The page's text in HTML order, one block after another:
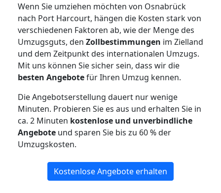
Wenn Sie umziehen möchten von Osnabrück
nach Port Harcourt, hängen die Kosten stark von
verschiedenen Faktoren ab, wie der Menge des
Umzugsguts, den Zollbestimmungen im Zielland
und dem Zeitpunkt des internationalen Umzugs.
Mit uns können Sie sicher sein, dass wir die
besten Angebotefür Ihren Umzug kennen.
Die Angebotserstellung dauert nur wenige
Minuten. Probieren Sie es aus und erhalten Sie in
ca. 2 Minuten kostenlose und unverbindliche
Angebote und sparen Sie bis zu 60 % der
Umzugskosten.
Kostenlose Angebote erhalten